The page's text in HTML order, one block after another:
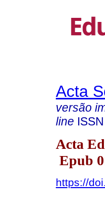
Acta
versão
line ISSN
Acta
Epub
https://